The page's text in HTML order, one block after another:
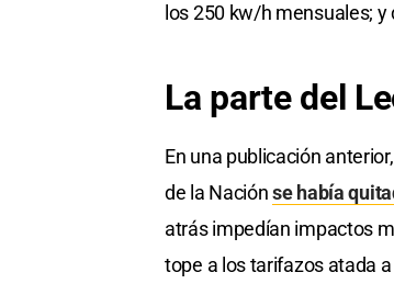
los 250 kw/h mensuales;
La parte del
En una publicación
de la Naciónse había
atrás impedían impactos
tope a los tarifazos atada